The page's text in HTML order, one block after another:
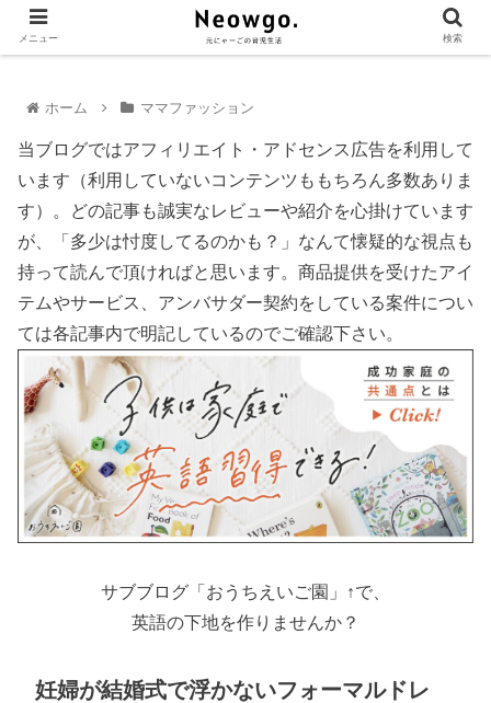
ホーム ママファッション
当ブログではアフィリエイト・アドセンス広告を利用して
います（利用していないコンテンツももちろん多数ありま
す）。どの記事も誠実なレビューや紹介を心掛けています
が、「多少は忖度してるのかも？」なんて懐疑的な視点も
持って読んで頂ければと思います。商品提供を受けたアイ
テムやサービス、アンバサダー契約をしている案件につい
ては各記事内で明記しているのでご確認下さい。
サブブログ「おうちえいご園」↑で、
英語の下地を作りませんか？
妊婦が結婚式で浮かないフォーマルドレ
メニュー 検索